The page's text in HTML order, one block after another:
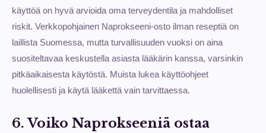
käyttöä on hyvä arvioida oma terveydentila ja mahdolliset
riskit. Verkkopohjainen Naprokseeni-osto ilman reseptiä on
laillista Suomessa, mutta turvallisuuden vuoksi on aina
suositeltavaa keskustella asiasta lääkärin kanssa, varsinkin
pitkäaikaisesta käytöstä. Muista lukea käyttöohjeet
huolellisesti ja käytä lääkettä vain tarvittaessa.
6. Voiko Naprokseeniä ostaa